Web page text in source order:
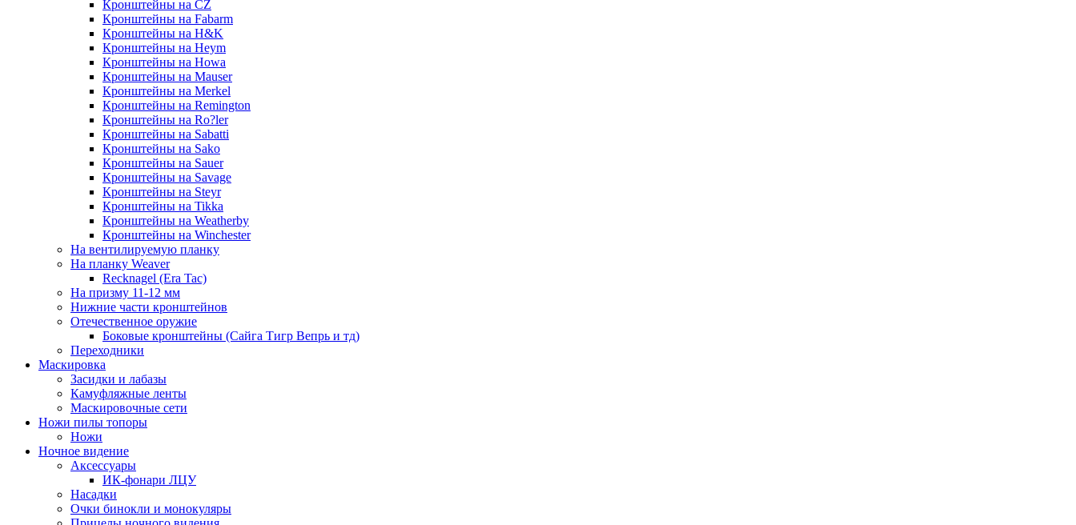
Кронштейны на CZ
Кронштейны на Fabarm
Кронштейны на H&K
Кронштейны на Heym
Кронштейны на Howa
Кронштейны на Mauser
Кронштейны на Merkel
Кронштейны на Remington
Кронштейны на Ro?ler
Кронштейны на Sabatti
Кронштейны на Sako
Кронштейны на Sauer
Кронштейны на Savage
Кронштейны на Steyr
Кронштейны на Tikka
Кронштейны на Weatherby
Кронштейны на Winchester
На вентилируемую планку
На планку Weaver
Recknagel (Era Tac)
На призму 11-12 мм
Нижние части кронштейнов
Отечественное оружие
Боковые кронштейны (Сайга Тигр Вепрь и тд)
Переходники
Маскировка
Засидки и лабазы
Камуфляжные ленты
Маскировочные сети
Ножи пилы топоры
Ножи
Ночное видение
Аксессуары
ИК-фонари ЛЦУ
Насадки
Очки бинокли и монокуляры